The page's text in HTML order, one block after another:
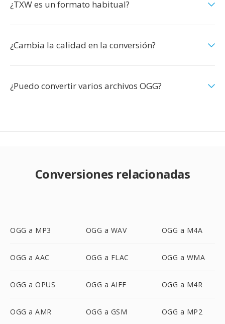
¿TXW es un formato habitual?
¿Cambia la calidad en la conversión?
¿Puedo convertir varios archivos OGG?
Conversiones relacionadas
OGG a MP3 OGG a WAV OGG a M4A
OGG a AAC OGG a FLAC OGG a WMA
OGG a OPUS OGG a AIFF OGG a M4R
OGG a AMR OGG a GSM OGG a MP2